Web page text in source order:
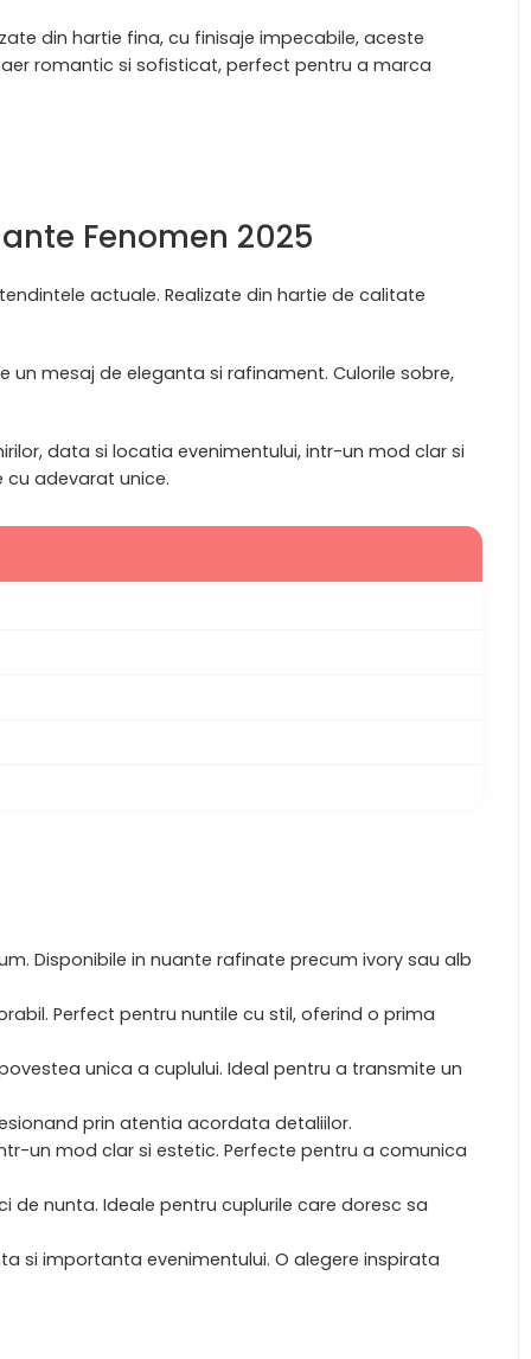
din hartie fina, cu finisaje impecabile, aceste
romantic si sofisticat, perfect pentru a marca
Fenomen 2025
actuale. Realizate din hartie de calitate
mesaj de eleganta si rafinament. Culorile sobre,
data si locatia evenimentului, intr-un mod clar si
adevarat unice.
Disponibile in nuante rafinate precum ivory sau alb
Perfect pentru nuntile cu stil, oferind o prima
unica a cuplului. Ideal pentru a transmite un
prin atentia acordata detaliilor.
un mod clar si estetic. Perfecte pentru a comunica
de nunta. Ideale pentru cuplurile care doresc sa
si importanta evenimentului. O alegere inspirata